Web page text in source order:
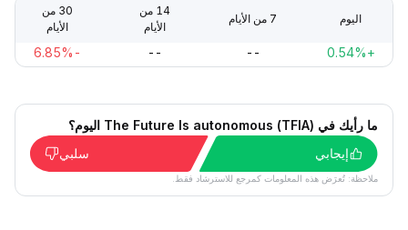
اليوم 7 من الأيام
14 من
الأيام
30 من
الأيام
+0.54%
--
--
-6.85%
ما رأيك في The Future Is autonomous (TFIA) اليوم؟
إيجابي
سلبي
ملاحظة: تُعرَض هذه المعلومات كمرجع للاسترشاد فقط.